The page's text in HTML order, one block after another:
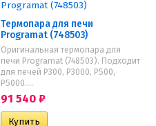
Термопара для печи
Programat (748503)
Оригинальная термопара для
печи Programat (748503). Подходит
для печей P300, P3000, P500,
P5000....
91 540 ₽